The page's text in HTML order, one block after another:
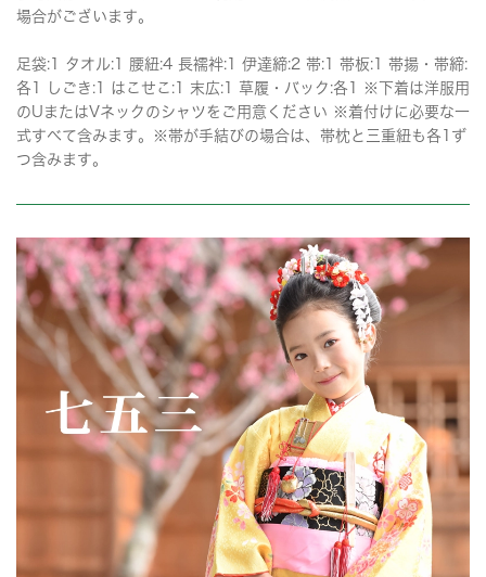
場合がございます。
足袋:1 タオル:1 腰紐:4 長襦袢:1 伊達締:2 帯:1 帯板:1 帯揚・帯締:
各1 しごき:1 はこせこ:1 末広:1 草履・バック:各1 ※下着は洋服用
のUまたはVネックのシャツをご用意ください ※着付けに必要な一
式すべて含みます。※帯が手結びの場合は、帯枕と三重紐も各1ず
つ含みます。